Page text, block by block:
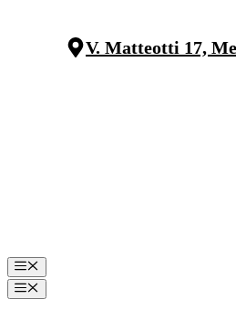
contenuto
V. Matteotti 17,
Menu
Menu